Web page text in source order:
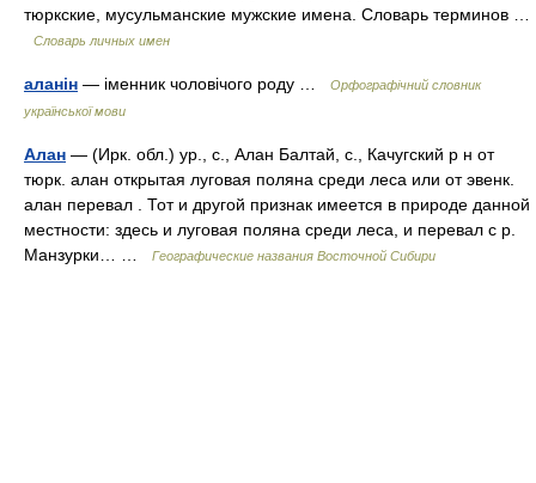
тюркские, мусульманские мужские имена. Словарь терминов …
Словарь личных имен
аланін — іменник чоловічого роду …
Орфографічний словник
української мови
Алан — (Ирк. обл.) ур., с., Алан Балтай, с., Качугский р н от
тюрк. алан открытая луговая поляна среди леса или от эвенк.
алан перевал . Тот и другой признак имеется в природе данной
местности: здесь и луговая поляна среди леса, и перевал с р.
Манзурки… …
Географические названия Восточной Сибири